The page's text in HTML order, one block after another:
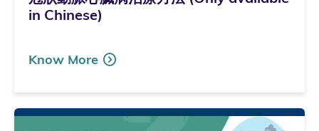
in Chinese)
Know More